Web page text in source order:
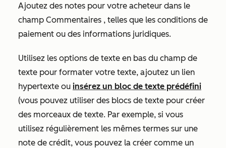
Ajoutez des notes pour votre acheteur dans le
champ Commentaires , telles que les conditions de
paiement ou des informations juridiques.
Utilisez les options de texte en bas du champ de
texte pour formater votre texte, ajoutez un lien
hypertexte ou insérez un bloc de texte prédéfini
(vous pouvez utiliser des blocs de texte pour créer
des morceaux de texte. Par exemple, si vous
utilisez régulièrement les mêmes termes sur une
note de crédit, vous pouvez la créer comme un